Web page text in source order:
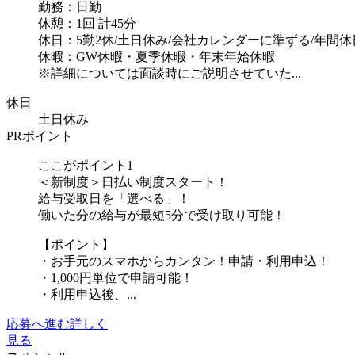
勤務：日勤
休憩：1回 計45分
休日：5勤2休/土日休み/会社カレンダーに準ずる/年間休
休暇：GW休暇・夏季休暇・年末年始休暇
※詳細については面談時にご説明させていた...
休日
土日休み
PRポイント
ここがポイント1
＜新制度＞日払い制度スタート！
給与受取日を「選べる」！
働いた分の給与が最短5分で受け取り可能！
【ポイント】
・お手元のスマホからカンタン！申請・利用申込！
・1,000円単位で申請可能！
・利用申込後、...
応募へ進む詳しく
見る